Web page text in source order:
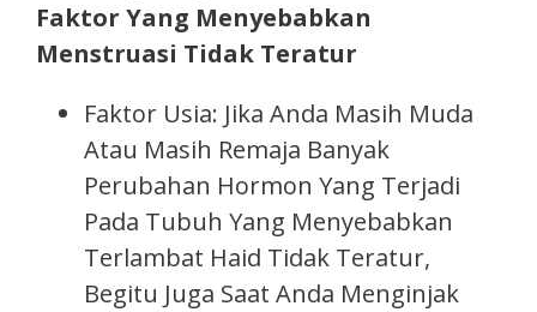
Faktor Yang Menyebabkan
Menstruasi Tidak Teratur
Faktor Usia: Jika Anda Masih Muda
Atau Masih Remaja Banyak
Perubahan Hormon Yang Terjadi
Pada Tubuh Yang Menyebabkan
Terlambat Haid Tidak Teratur,
Begitu Juga Saat Anda Menginjak